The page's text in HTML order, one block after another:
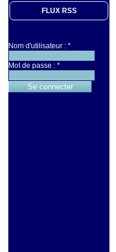
FLUX RSS
Nom d'utilisateur : *
Mot de passe : *